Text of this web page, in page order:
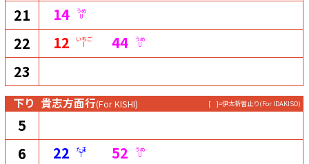
21 14 うめ
U
22 12 いちご
I 44 うめ
U
23
下り 貴志方面行(For KISHI) [ ]=伊太祈曽止り(For IDAKISO)
5
6
22 たま
T 52 うめ
U